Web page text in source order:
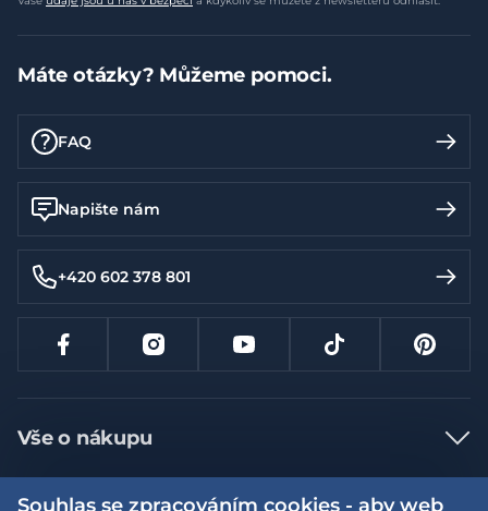
Máte otázky? Můžeme pomoci.
FAQ
Napište nám
+420 602 378 801
Vše o nákupu
Jak nakupovat
Souhlas se zpracováním cookies - aby web